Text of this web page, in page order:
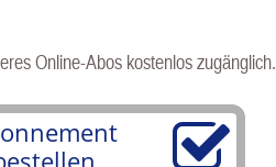
Online-Abos kostenlos zugänglich.